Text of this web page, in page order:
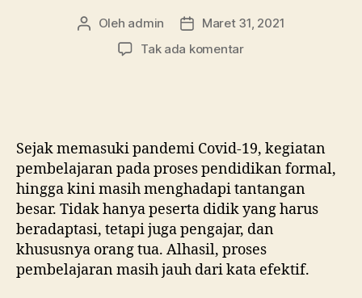
Penulis
artikel
Oleh admin
Tanggal
artikel
Maret 31, 2021
Tak ada komentarpada
Sekolah
Sejak memasuki pandemi Covid-19, kegiatan
pembelajaran pada proses pendidikan formal,
hingga kini masih menghadapi tantangan
besar. Tidak hanya peserta didik yang harus
beradaptasi, tetapi juga pengajar, dan
khususnya orang tua. Alhasil, proses
pembelajaran masih jauh dari kata efektif.